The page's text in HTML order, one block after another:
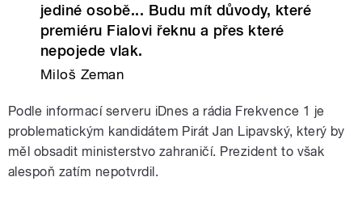
jediné osobě... Budu mít důvody, které
premiéru Fialovi řeknu a přes které
nepojede vlak.
Miloš Zeman
Podle informací serveru iDnes a rádia Frekvence 1 je
problematickým kandidátem Pirát Jan Lipavský, který by
měl obsadit ministerstvo zahraničí. Prezident to však
alespoň zatím nepotvrdil.